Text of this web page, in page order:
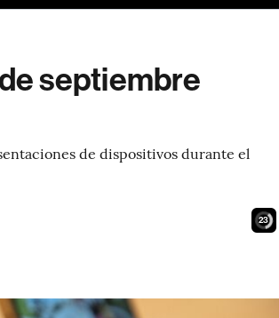
septiembre
de dispositivos durante el
22